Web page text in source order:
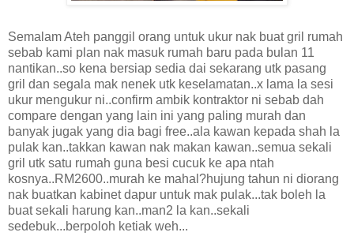
Semalam Ateh panggil orang untuk ukur nak buat gril rumah
sebab kami plan nak masuk rumah baru pada bulan 11
nantikan..so kena bersiap sedia dai sekarang utk pasang
gril dan segala mak nenek utk keselamatan..x lama la sesi
ukur mengukur ni..confirm ambik kontraktor ni sebab dah
compare dengan yang lain ini yang paling murah dan
banyak jugak yang dia bagi free..ala kawan kepada shah la
pulak kan..takkan kawan nak makan kawan..semua sekali
gril utk satu rumah guna besi cucuk ke apa ntah
kosnya..RM2600..murah ke mahal?hujung tahun ni diorang
nak buatkan kabinet dapur untuk mak pulak...tak boleh la
buat sekali harung kan..man2 la kan..sekali
sedebuk...berpoloh ketiak weh...